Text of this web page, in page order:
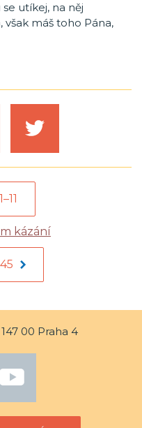
utíkej, na něj
však máš toho Pána,
kázání
00 Praha 4